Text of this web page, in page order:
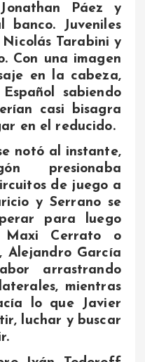
Páez y
banco. Juveniles
Tarabini y
Con una imagen
en la cabeza,
sabiendo
casi bisagra
en el reducido.
notó al instante,
presionaba
de juego a
y Serrano se
para luego
Cerrato o
Alejandro García
arrastrando
mientras
lo que Javier
luchar y buscar